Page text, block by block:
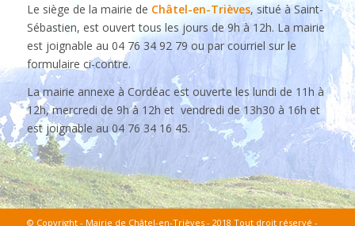
Le siège de la mairie de Châtel-en-Trièves, situé à Saint-
Sébastien, est ouvert tous les jours de 9h à 12h. La mairie
est joignable au 04 76 34 92 79 ou par courriel sur le
formulaire ci-contre.
La mairie annexe à Cordéac est ouverte les lundi de 11h à
12h, mercredi de 9h à 12h et vendredi de 13h30 à 16h et
est joignable au 04 76 34 16 45.
© Copyright - Mairie de Châtel-en-Trièves - 2018 Tout droit réservé -